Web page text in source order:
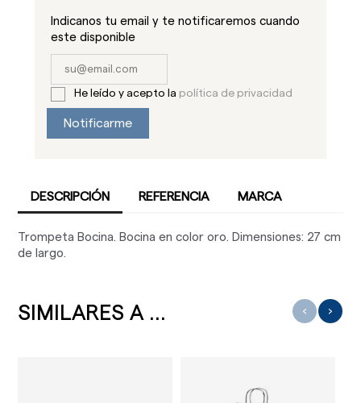
Indicanos tu email y te notificaremos cuando
este disponible
He leído y acepto la política de privacidad
Notificarme
DESCRIPCIÓN REFERENCIA MARCA
Trompeta Bocina. Bocina en color oro. Dimensiones: 27 cm
de largo.
SIMILARES A ... ‹ ›